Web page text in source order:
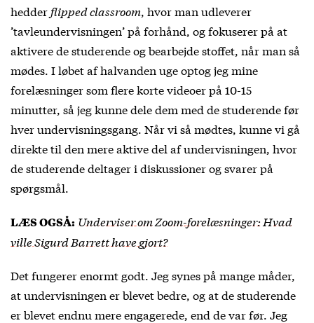
hedder flipped classroom, hvor man udleverer
’tavleundervisningen’ på forhånd, og fokuserer på at
aktivere de studerende og bearbejde stoffet, når man så
mødes. I løbet af halvanden uge optog jeg mine
forelæsninger som flere korte videoer på 10-15
minutter, så jeg kunne dele dem med de studerende før
hver undervisningsgang. Når vi så mødtes, kunne vi gå
direkte til den mere aktive del af undervisningen, hvor
de studerende deltager i diskussioner og svarer på
spørgsmål.
LÆS OGSÅ: Underviser om Zoom-forelæsninger: Hvad
ville Sigurd Barrett have gjort?
Det fungerer enormt godt. Jeg synes på mange måder,
at undervisningen er blevet bedre, og at de studerende
er blevet endnu mere engagerede, end de var før. Jeg